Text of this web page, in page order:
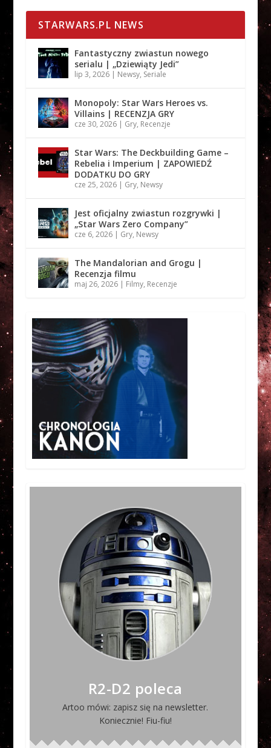
STARWARS.PL NEWS
Fantastyczny zwiastun nowego
serialu | „Dziewiąty Jedi”
lip 3, 2026| Newsy, Seriale
Monopoly: Star Wars Heroes vs.
Villains | RECENZJA GRY
cze 30, 2026| Gry, Recenzje
Star Wars: The Deckbuilding Game –
Rebelia i Imperium | ZAPOWIEDŹ
DODATKU DO GRY
cze 25, 2026| Gry, Newsy
Jest oficjalny zwiastun rozgrywki |
„Star Wars Zero Company”
cze 6, 2026| Gry, Newsy
The Mandalorian and Grogu |
Recenzja filmu
maj 26, 2026| Filmy, Recenzje
R2-D2 poleca
Artoo mówi: zapisz się na newsletter.
Koniecznie! Fiu-fiu!